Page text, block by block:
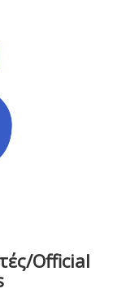
Official